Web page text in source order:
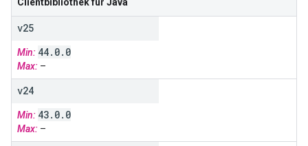
v25
Min: 44. 0. 0
Max: –
v24
Min: 43. 0. 0
Max: –